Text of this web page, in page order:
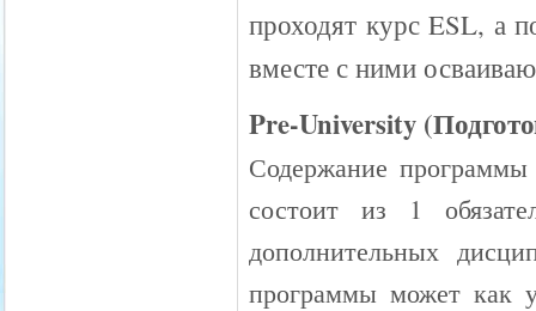
проходят курс ESL, а
вместе с ними
Pre-University
Содержание
состоит из 1
дополнительных
программы может как